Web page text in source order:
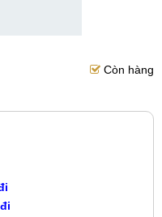
Còn hàng